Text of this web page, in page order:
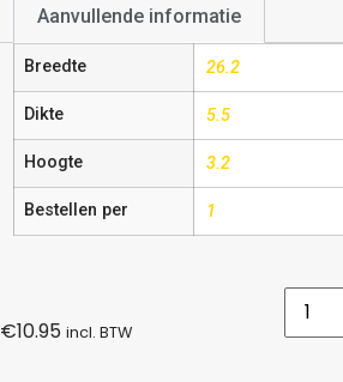
Aanvullende informatie
Breedte 26.2
Dikte 5.5
Hoogte 3.2
Bestellen per 1
€10.95 incl. BTW